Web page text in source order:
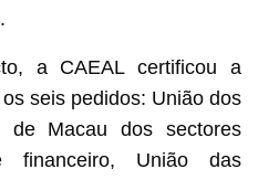
a CAEAL certificou a
seis pedidos: União dos
de Macau dos sectores
financeiro, União das